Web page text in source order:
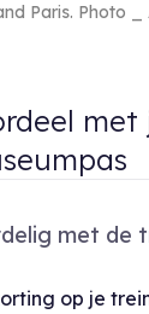
Paris. Photo _
met
met de
op je